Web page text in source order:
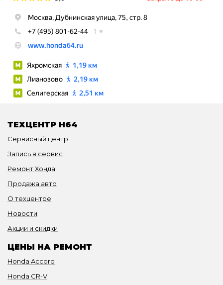
ТЕХЦЕНТР H64
Сервисный центр
Запись в сервис
Ремонт Хонда
Продажа авто
О техцентре
Новости
Акции и скидки
ЦЕНЫ НА РЕМОНТ
Honda Accord
Honda CR-V